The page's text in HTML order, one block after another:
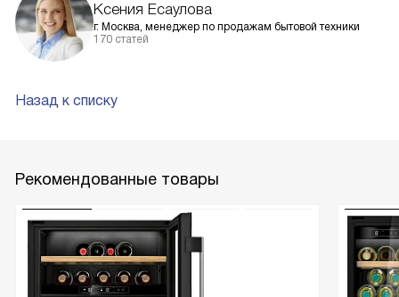
Ксения Есаулова
г. Москва, менеджер по продажам бытовой техники
170 статей
Назад к списку
Рекомендованные товары